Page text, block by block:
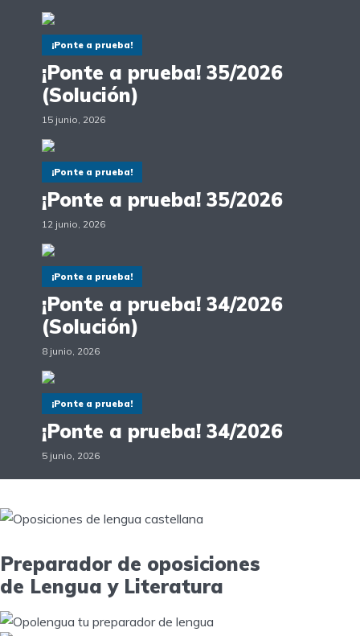
¡Ponte a prueba!
¡Ponte a prueba! 35/2026
(Solución)
15 junio, 2026
¡Ponte a prueba!
¡Ponte a prueba! 35/2026
12 junio, 2026
¡Ponte a prueba!
¡Ponte a prueba! 34/2026
(Solución)
8 junio, 2026
¡Ponte a prueba!
¡Ponte a prueba! 34/2026
5 junio, 2026
Preparador de oposiciones
de Lengua y Literatura